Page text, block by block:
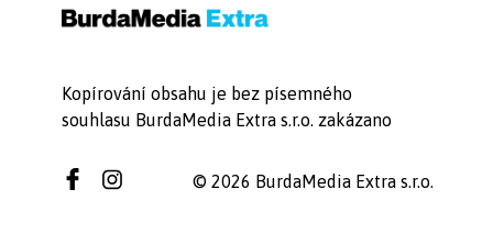
Kopírování obsahu je bez písemného
souhlasu BurdaMedia Extra s.r.o. zakázano
© 2026 BurdaMedia Extra s.r.o.